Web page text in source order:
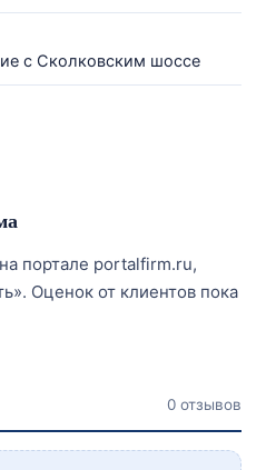
с Сколковским шоссе
портале portalfirm.ru,
Оценок от клиентов пока
0 отзывов